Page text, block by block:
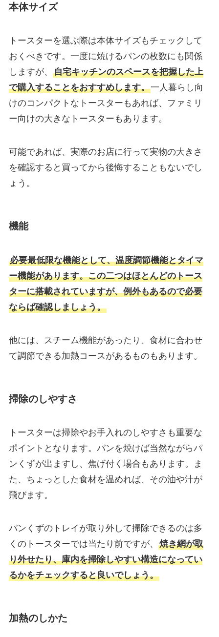
本体サイズ
トースターを選ぶ際は本体サイズもチェックして
おくべきです。一度に焼けるパンの枚数にも関係
しますが、 自宅キッチンのスペースを把握した上
で購入することをおすすめします。一人暮らし向
けのコンパクトなトースターもあれば、ファミリ
ー向けの大きなトースターもあります。
可能であれば、実際のお店に行って実物の大きさ
を確認すると買ってから後悔することもないでし
ょう。
機能
必要最低限な機能として、温度調節機能とタイマ
ー機能があります。この二つはほとんどのトース
ターに搭載されていますが、例外もあるので必要
ならば確認しましょう。
他には、スチーム機能があったり、食材に合わせ
て調節できる加熱コースがあるものもあります。
掃除のしやすさ
トースターは掃除やお手入れのしやすさも重要な
ポイントとなります。パンを焼けば当然ながらパ
ンくずが出ますし、焦げ付く場合もあります。ま
た、ちょっとした食材を温めれば、その油や汁が
飛びます。
パンくずのトレイが取り外して掃除できるのは多
くのトースターでは当たり前ですが、 焼き網が取
り外せたり、庫内を掃除しやすい構造になってい
るかをチェックすると良いでしょう。
加熱のしかた